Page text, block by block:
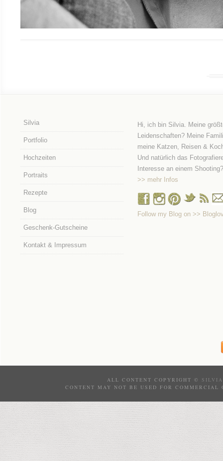
Silvia
Portfolio
Hochzeiten
Portraits
Rezepte
Blog
Geschenk-Gutscheine
Kontakt & Impressum
Hi, ich bin Silvia. Meine
Leidenschaften? Meine
meine Katzen, Reisen &
Und natürlich das
Interesse an einem Shooting?
>> mehr Infos
Follow my Blog on >>
ALL CONTENT COPYRIGHT ©
CONTENT MAY NOT BE USED FOR COMMERCIAL